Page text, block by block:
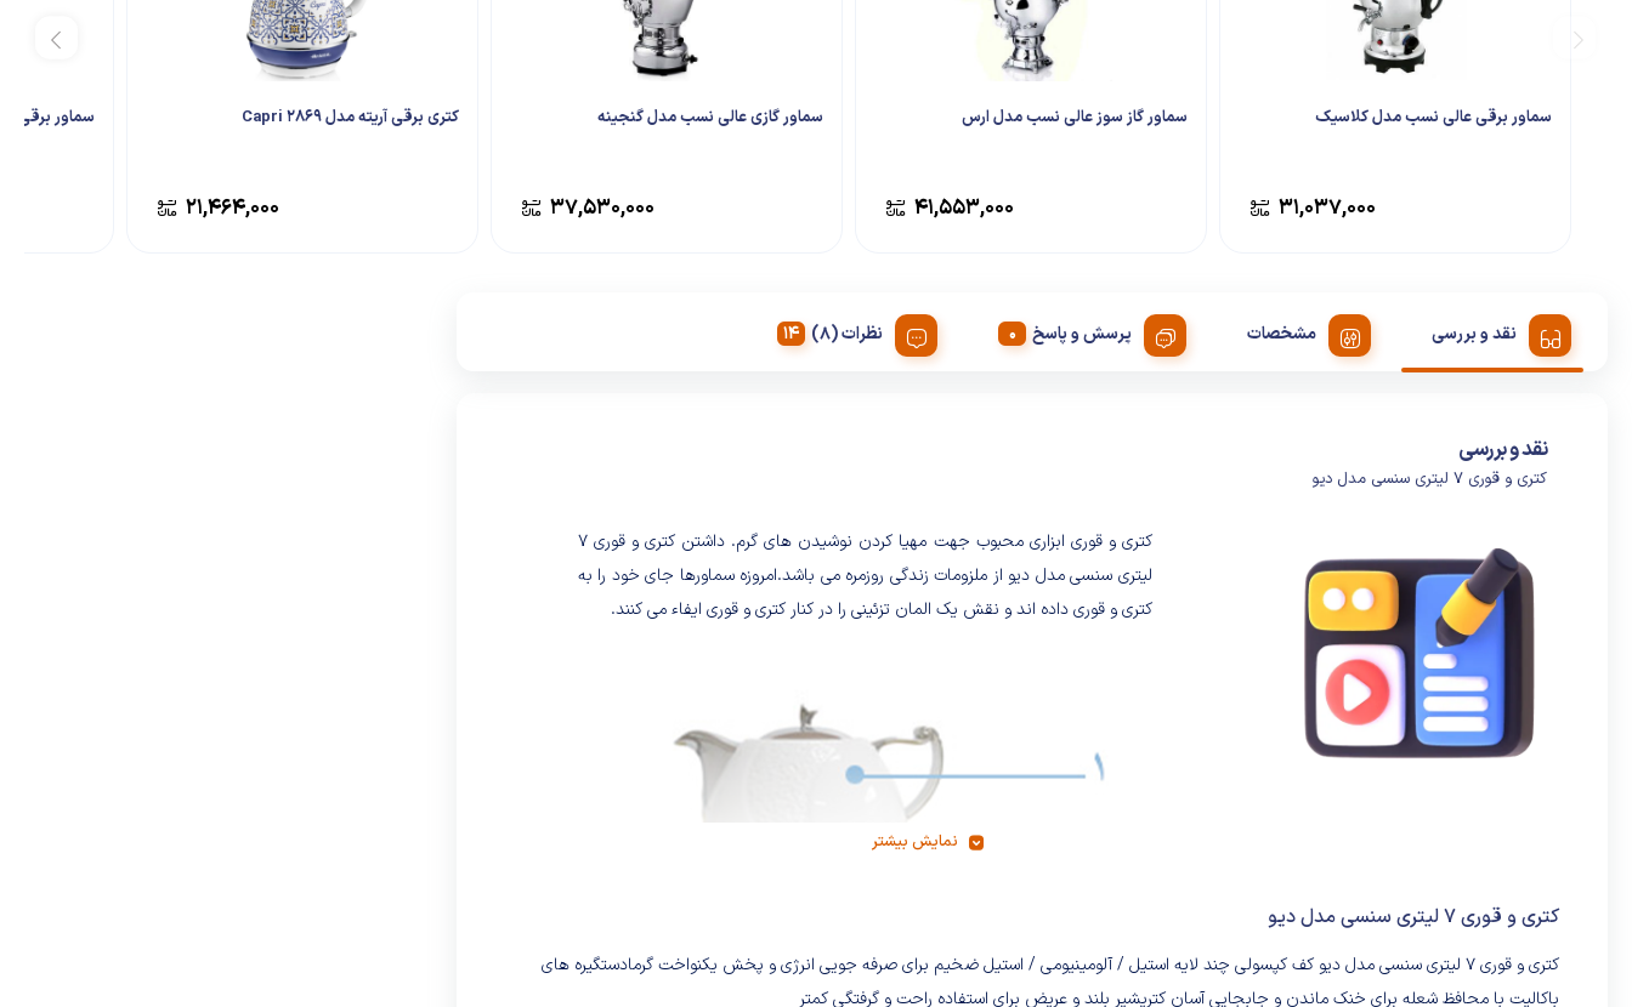
سماور برقی عالی نسب مدل کلاسیک
۳۱,۰۳۷,۰۰۰
سماور گاز سوز عالی نسب مدل ارس
۴۱,۵۵۳,۰۰۰
سماور گازی عالی نسب مدل گنجینه
۳۷,۵۳۰,۰۰۰
کتری برقی آریته مدل 2869 Capri
۲۱,۴۶۴,۰۰۰
سماور برقی
نقد و بررسی مشخصات پرسش و پاسخ نظرات (8)
نقد و بررسی
کتری و قوری 7 لیتری سنسی مدل دیو
کتری و قوری ابزاری محبوب جهت مهیا کردن نوشیدن های گرم. داشتن کتری و قوری 7
لیتری سنسی مدل دیو از ملزومات زندگی روزمره می باشد.امروزه سماورها جای خود را به
کتری و قوری داده اند و نقش یک المان تزئینی را در کنار کتری و قوری ایفاء می کنند.
نمایش بیشتر
کتری و قوری 7 لیتری سنسی مدل دیو
کتری و قوری 7 لیتری سنسی مدل دیو کف کپسولى چند لایه استیل / آلومینیومى / استیل ضخیم براى صرفه جویى انرژى و پخش یکنواخت گرمادستگیره هاى
باکالیت با محافظ شعله براى خنک ماندن و جابجایى آسان کتریشیر بلند و عریض براى استفاده راحت و گرفتگى کمتر